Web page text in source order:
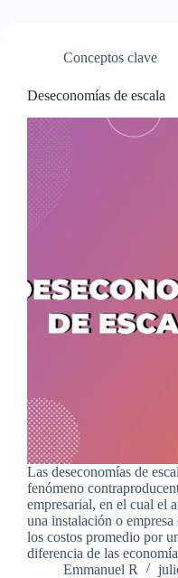
Conceptos clave
Deseconomías de escala
Las deseconomías de
fenómeno
empresarial, en el cual el
una instalación o
los costos promedio por
diferencia de las
Emmanuel R